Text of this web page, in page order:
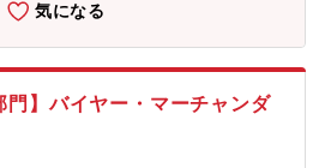
は短期間での商品開発や改良を通じ
日常的に多くの消費者が訪れます。商
きます。■ブランドの強みとリソース:
いブランドであり、広範な販売網や豊
気になる
門】バイヤー・マーチャンダ